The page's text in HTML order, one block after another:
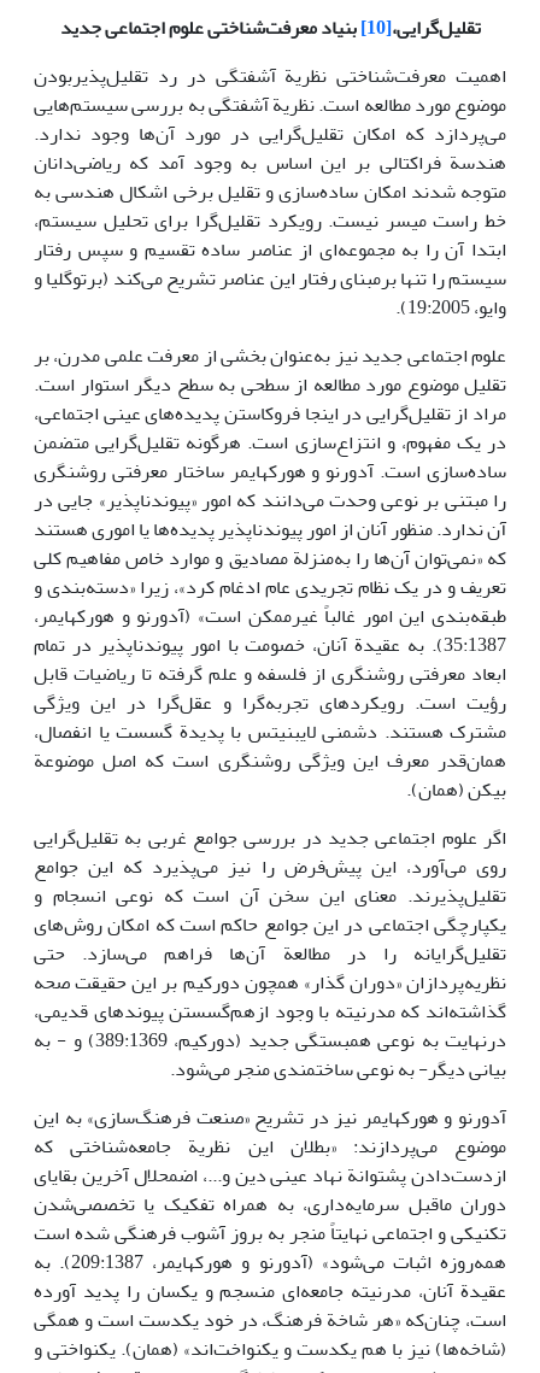
تقلیل‌گرایی،[10]
بنیاد معرفت‌شناختی علوم اجتماعی جدید
اهمیت معرفت‌شناختی نظریة آشفتگی در رد تقلیل‌پذیربودن
موضوع مورد مطالعه است. نظریة آشفتگی به بررسی سیستم‌هایی
می‌پردازد که امکان تقلیل‌گرایی در مورد آن‌ها وجود ندارد.
هندسة فراکتالی بر این اساس به وجود آمد که ریاضی‌دانان
متوجه شدند امکان ساده‌سازی و تقلیل برخی اشکال هندسی به
خط راست میسر نیست. رویکرد تقلیل‌گرا برای تحلیل سیستم،
ابتدا آن را به مجموعه‌ای از عناصر ساده تقسیم و سپس رفتار
سیستم را تنها برمبنای رفتار این عناصر تشریح می‌کند (برتوگلیا و
وایو، 19:2005).
علوم اجتماعی جدید نیز به‌عنوان بخشی از معرفت علمی مدرن، بر
تقلیل موضوع مورد مطالعه از سطحی به سطح دیگر استوار است.
مراد از تقلیل‌گرایی در اینجا فروکاستن پدیده‌های عینی اجتماعی،
در یک مفهوم، و انتزاع‌سازی است. هرگونه تقلیل‌گرایی متضمن
ساده‌سازی است. آدورنو و هورکهایمر ساختار معرفتی روشنگری
را مبتنی بر نوعی وحدت می‌دانند که امور «پیوندناپذیر» جایی در
آن ندارد. منظور آنان از امور پیوندناپذیر پدیده‌ها یا اموری هستند
که «نمی‌توان آن‌ها را به‌منزلة مصادیق و موارد خاص مفاهیم کلی
تعریف و در یک نظام تجریدی عام ادغام کرد»، زیرا «دسته‌بندی و
طبقه‌بندی این امور غالباً غیرممکن است» (آدورنو و هورکهایمر،
35:1387). به عقیدة آنان، خصومت با امور پیوندناپذیر در تمام
ابعاد معرفتی روشنگری از فلسفه و علم گرفته تا ریاضیات قابل
رؤیت است. رویکردهای تجربه‌گرا و عقل‌گرا در این ویژگی
مشترک هستند. دشمنی لایبنیتس با پدیدة گسست یا انفصال،
همان‌قدر معرف این ویژگی روشنگری است که اصل موضوعة
بیکن (همان).
اگر علوم اجتماعی جدید در بررسی جوامع غربی به تقلیل‌گرایی
روی می‌آورد، این پیش‌فرض را نیز می‌پذیرد که این جوامع
تقلیل‌پذیرند. معنای این سخن آن است که نوعی انسجام و
یکپارچگی اجتماعی در این جوامع حاکم است که امکان روش‌های
تقلیل‌گرایانه را در مطالعة آن‌ها فراهم می‌سازد. حتی
نظریه‌پردازان «دوران گذار» همچون دورکیم بر این حقیقت صحه
گذاشته‌اند که مدرنیته با وجود ازهم‌گسستن پیوندهای قدیمی،
درنهایت به نوعی همبستگی جدید (دورکیم، 389:1369) و - به
بیانی دیگر- به نوعی ساختمندی منجر می‌شود.
آدورنو و هورکهایمر نیز در تشریح «صنعت فرهنگ‌سازی» به این
موضوع می‌پردازند: «بطلان این نظریة‌ جامعه‌شناختی که
ازدست‌دادن پشتوانة‌ نهاد عینی دین و...، اضمحلال آخرین بقایای
دوران ماقبل سرمایه‌داری، به همراه تفکیک یا تخصصی‌شدن
تکنیکی و اجتماعی نهایتاً منجر به بروز آشوب فرهنگی شده است
همه‌روزه اثبات می‌شود» (آدورنو و هورکهایمر، 209:1387). به
عقیدة آنان، مدرنیته جامعه‌ای منسجم و یکسان را پدید آورده
است، چنان‌که «هر شاخة‌ فرهنگ، در خود یکدست است و همگی
(شاخه‌ها) نیز با هم یکدست و یکنواخت‌اند» (همان). یکنواختی و